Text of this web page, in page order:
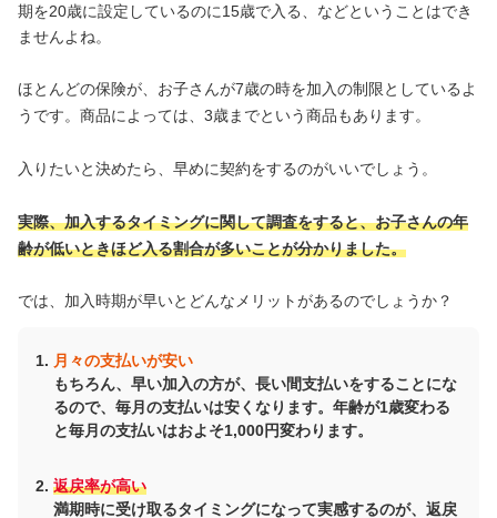
期を20歳に設定しているのに15歳で入る、などということはでき
ませんよね。
ほとんどの保険が、お子さんが7歳の時を加入の制限としているよ
うです。商品によっては、3歳までという商品もあります。
入りたいと決めたら、早めに契約をするのがいいでしょう。
実際、加入するタイミングに関して調査をすると、お子さんの年
齢が低いときほど入る割合が多いことが分かりました。
では、加入時期が早いとどんなメリットがあるのでしょうか？
月々の支払いが安い
もちろん、早い加入の方が、長い間支払いをすることにな
るので、毎月の支払いは安くなります。年齢が1歳変わる
と毎月の支払いはおよそ1,000円変わります。
返戻率が高い
満期時に受け取るタイミングになって実感するのが、返戻